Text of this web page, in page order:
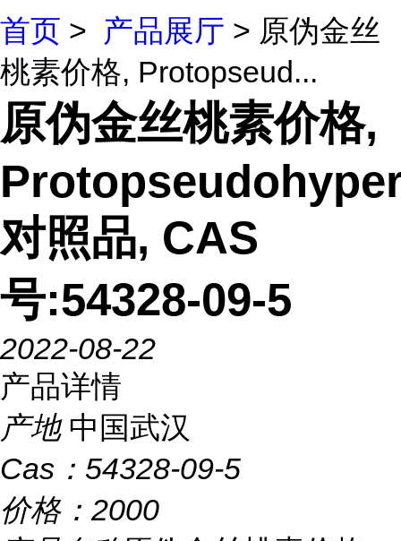
首页 > 产品展厅 > 原伪金丝
桃素价格, Protopseud...
原伪金丝桃素价格,
对照品, CAS
号:54328-09-5
2022-08-22
产品详情
产地 中国武汉
Cas： 54328-09-5
价格： 2000